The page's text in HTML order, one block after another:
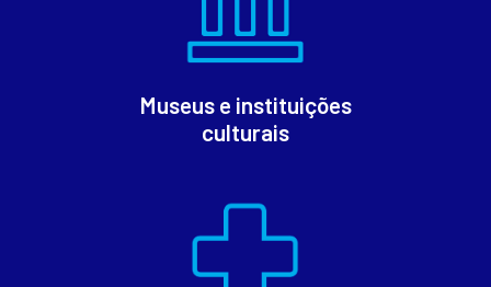
Museus e instituições
culturais